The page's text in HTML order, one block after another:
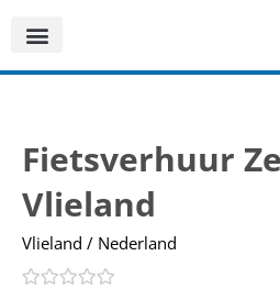
Fietsverhuur
Vlieland
Vlieland / Nederland